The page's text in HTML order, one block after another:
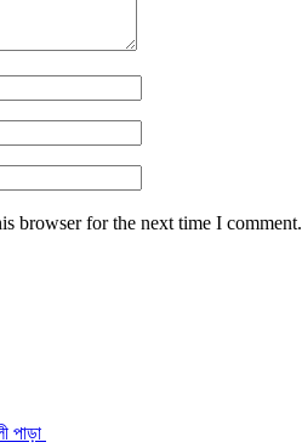
browser for the next time I comment.
পাড়া